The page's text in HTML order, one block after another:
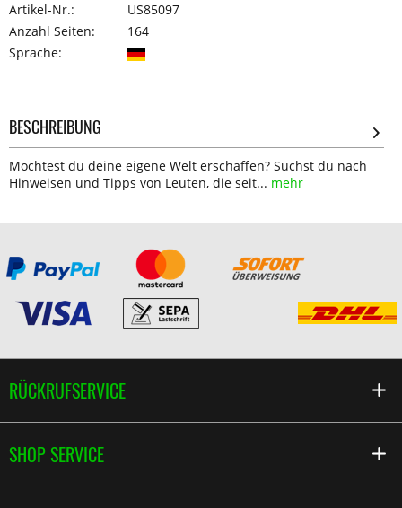
Artikel-Nr.:
US85097
Anzahl Seiten:
164
Sprache:
BESCHREIBUNG
Möchtest du deine eigene Welt erschaffen? Suchst du nach
Hinweisen und Tipps von Leuten, die seit... mehr
RÜCKRUFSERVICE
SHOP SERVICE